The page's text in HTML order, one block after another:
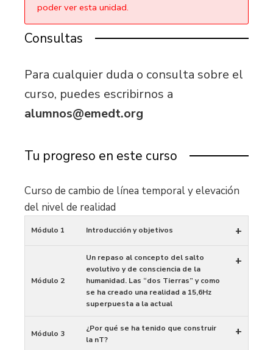
poder ver esta unidad.
Consultas
Para cualquier duda o consulta sobre el
curso, puedes escribirnos a
alumnos@emedt.org
Tu progreso en este curso
Curso de cambio de línea temporal y elevación
del nivel de realidad
Módulo 1 Introducción y objetivos +
Módulo 2
Un repaso al concepto del salto
evolutivo y de consciencia de la
humanidad. Las “dos Tierras” y como
se ha creado una realidad a 15,6Hz
superpuesta a la actual
+
Módulo 3
¿Por qué se ha tenido que construir
la nT?
+